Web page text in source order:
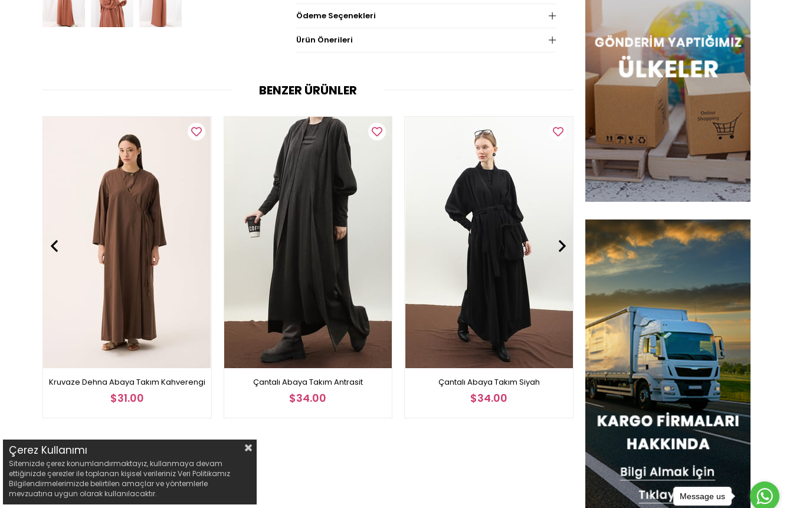
Ödeme Seçenekleri
Ürün Önerileri
BENZER ÜRÜNLER
Kruvaze Dehna Abaya Takım Kahverengi
$31.00
Çantalı Abaya Takım Antrasit
$34.00
Çantalı Abaya Takım Siyah
$34.00
Çantalı Abaya Takım Vizon
$34.00
Çerez Kullanımı
Sitemizde çerez konumlandırmaktayız, kullanmaya devam
ettiğinizde çerezler ile toplanan kişisel verileriniz Veri Politikamız
Bilgilendirmelerimizde belirtilen amaçlar ve yöntemlerle
mevzuatına uygun olarak kullanılacaktır.
Message us